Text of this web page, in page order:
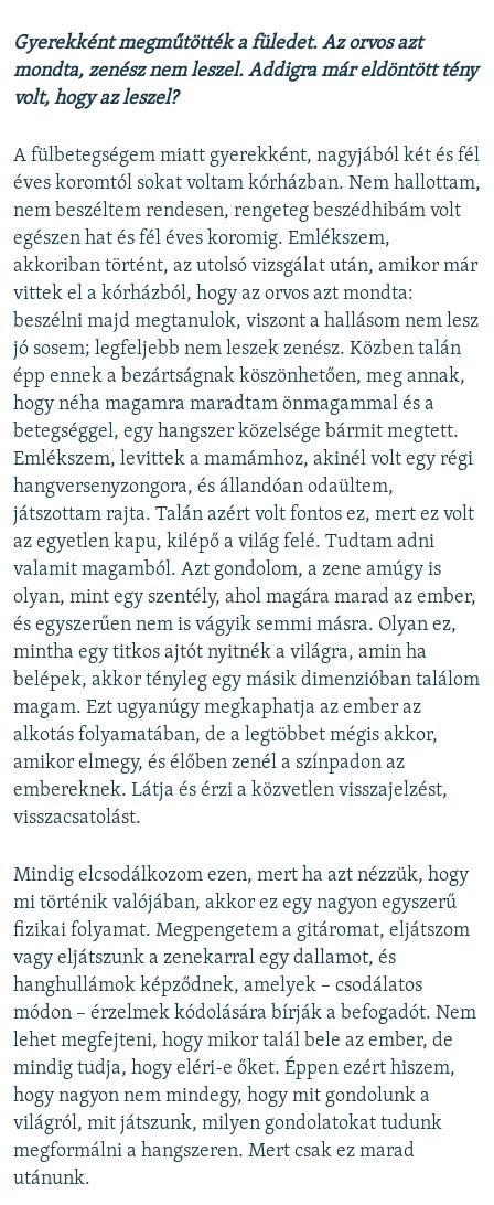
Gyerekként megműtötték a füledet. Az orvos azt
mondta, zenész nem leszel. Addigra már eldöntött tény
volt, hogy az leszel?
A fülbetegségem miatt gyerekként, nagyjából két és fél
éves koromtól sokat voltam kórházban. Nem hallottam,
nem beszéltem rendesen, rengeteg beszédhibám volt
egészen hat és fél éves koromig. Emlékszem,
akkoriban történt, az utolsó vizsgálat után, amikor már
vittek el a kórházból, hogy az orvos azt mondta:
beszélni majd megtanulok, viszont a hallásom nem lesz
jó sosem; legfeljebb nem leszek zenész. Közben talán
épp ennek a bezártságnak köszönhetően, meg annak,
hogy néha magamra maradtam önmagammal és a
betegséggel, egy hangszer közelsége bármit megtett.
Emlékszem, levittek a mamámhoz, akinél volt egy régi
hangversenyzongora, és állandóan odaültem,
játszottam rajta. Talán azért volt fontos ez, mert ez volt
az egyetlen kapu, kilépő a világ felé. Tudtam adni
valamit magamból. Azt gondolom, a zene amúgy is
olyan, mint egy szentély, ahol magára marad az ember,
és egyszerűen nem is vágyik semmi másra. Olyan ez,
mintha egy titkos ajtót nyitnék a világra, amin ha
belépek, akkor tényleg egy másik dimenzióban találom
magam. Ezt ugyanúgy megkaphatja az ember az
alkotás folyamatában, de a legtöbbet mégis akkor,
amikor elmegy, és élőben zenél a színpadon az
embereknek. Látja és érzi a közvetlen visszajelzést,
visszacsatolást.
Mindig elcsodálkozom ezen, mert ha azt nézzük, hogy
mi történik valójában, akkor ez egy nagyon egyszerű
fizikai folyamat. Megpengetem a gitáromat, eljátszom
vagy eljátszunk a zenekarral egy dallamot, és
hanghullámok képződnek, amelyek – csodálatos
módon – érzelmek kódolására bírják a befogadót. Nem
lehet megfejteni, hogy mikor talál bele az ember, de
mindig tudja, hogy eléri-e őket. Éppen ezért hiszem,
hogy nagyon nem mindegy, hogy mit gondolunk a
világról, mit játszunk, milyen gondolatokat tudunk
megformálni a hangszeren. Mert csak ez marad
utánunk.